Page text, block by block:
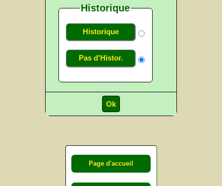
Historique
Historique
Pas d'Histor.
Page d'accueil